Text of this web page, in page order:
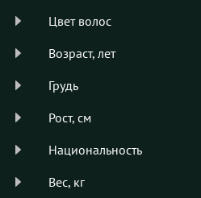
Цвет волос
Возраст, лет
Грудь
Рост, см
Национальность
Вес, кг